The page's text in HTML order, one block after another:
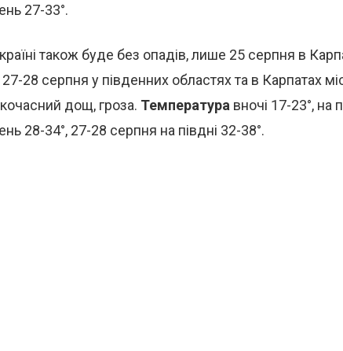
27-33°.
також буде без опадів, лише 25 серпня в
27-28 серпня у південних областях та в Карпатах
дощ, гроза. Температура вночі 17-23°, на
28-34°, 27-28 серпня на півдні 32-38°.